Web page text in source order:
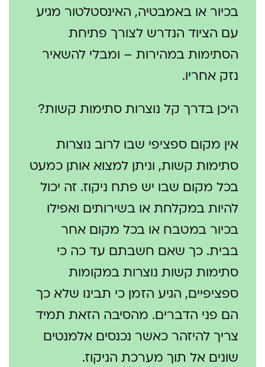
בכיור או באמבטיה, האינסטלטור מגיע
עם הציוד הנדרש לצורך פתיחת
הסתימות במהירות – ומבלי להשאיר
נזק אחריו.
היכן בדרך קל נוצרות סתימות קשות?
אין מקום ספציפי שבו לרוב נוצרות
סתימות קשות, וניתן למצוא אותן כמעט
בכל מקום שבו יש פתח ניקוז. זה יכול
להיות במקלחת או בשירותים ואפילו
בכיור במטבח או בכל מקום אחר
בבית. כך שאם חשבתם עד כה כי
סתימות קשות נוצרות במקומות
ספציפיים, הגיע הזמן כי תבינו שלא כך
הם פני הדברים. מהסיבה הזאת תמיד
צריך להיזהר כאשר נכנסים אלמנטים
שונים אל תוך מערכת הניקוז.